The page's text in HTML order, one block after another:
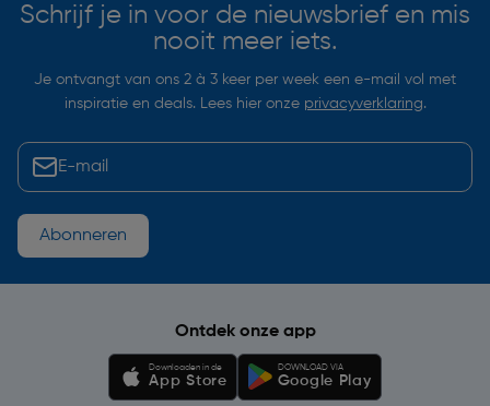
Schrijf je in voor de nieuwsbrief en mis
nooit meer iets.
Je ontvangt van ons 2 à 3 keer per week een e-mail vol met
inspiratie en deals. Lees hier onze privacyverklaring.
Abonneren
Ontdek onze app
Downloaden in de
App Store
DOWNLOAD VIA
Google Play